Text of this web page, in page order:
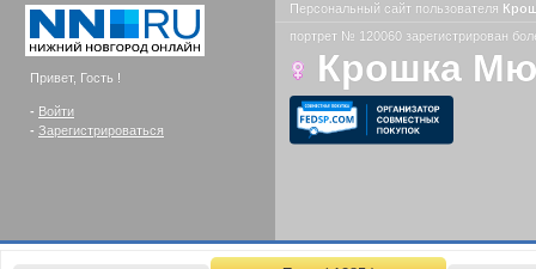
Привет, Гость !
- Войти
- Зарегистрироваться
Персональный сайт пользователя
портрет № 120060 зарегистрирован
Крошка Мю